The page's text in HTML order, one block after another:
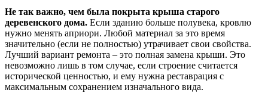
Не так важно, чем была покрыта крыша старого
деревенского дома. Если зданию больше полувека, кровлю
нужно менять априори. Любой материал за это время
значительно (если не полностью) утрачивает свои свойства.
Лучший вариант ремонта – это полная замена крыши. Это
невозможно лишь в том случае, если строение считается
исторической ценностью, и ему нужна реставрация с
максимальным сохранением изначального вида.